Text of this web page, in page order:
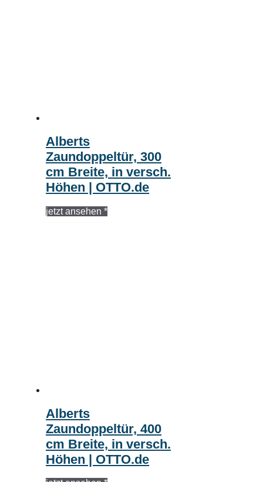
Alberts
Zaundoppeltür, 300
cm Breite, in versch.
Höhen | OTTO.de
jetzt ansehen *
Alberts
Zaundoppeltür, 400
cm Breite, in versch.
Höhen | OTTO.de